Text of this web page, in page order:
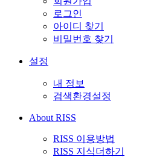
로그인
아이디 찾기
비밀번호 찾기
설정
내 정보
검색환경설정
About RISS
RISS 이용방법
RISS 지식더하기